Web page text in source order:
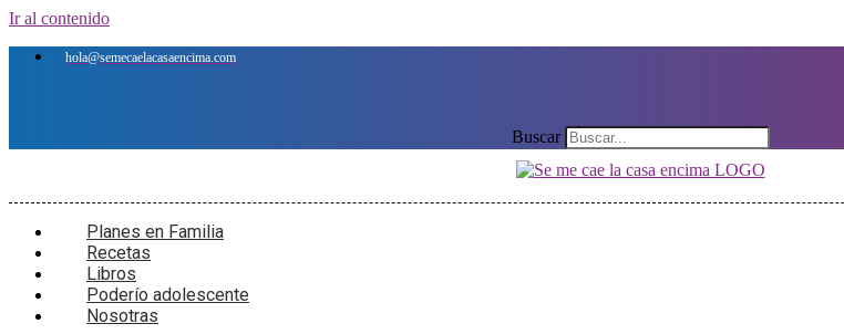
Ir al contenido
hola@semecaelacasaencima.com
Buscar
Planes en Familia
Recetas
Libros
Poderío adolescente
Nosotras